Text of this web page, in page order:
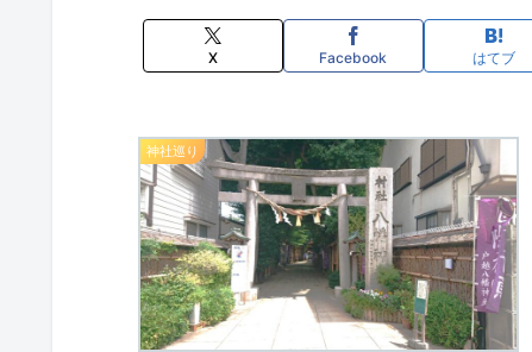
X Facebook はてブ
神社巡り